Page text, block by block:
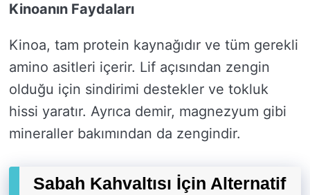
Kinoanın Faydaları
Kinoa, tam protein kaynağıdır ve tüm gerekli
amino asitleri içerir. Lif açısından zengin
olduğu için sindirimi destekler ve tokluk
hissi yaratır. Ayrıca demir, magnezyum gibi
mineraller bakımından da zengindir.
Sabah Kahvaltısı İçin Alternatif